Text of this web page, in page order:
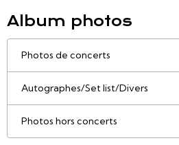
Album photos
Photos de concerts
Autographes/Set list/Divers
Photos hors concerts